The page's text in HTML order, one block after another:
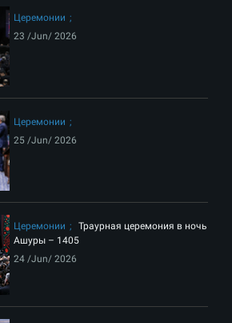
Церемонии
23 /Jun/ 2026
Церемонии
25 /Jun/ 2026
Церемонии
Траурная церемония в ночь
Ашуры – 1405
24 /Jun/ 2026